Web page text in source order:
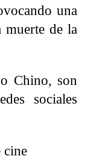
una
de la
Chino, son
sociales
cine